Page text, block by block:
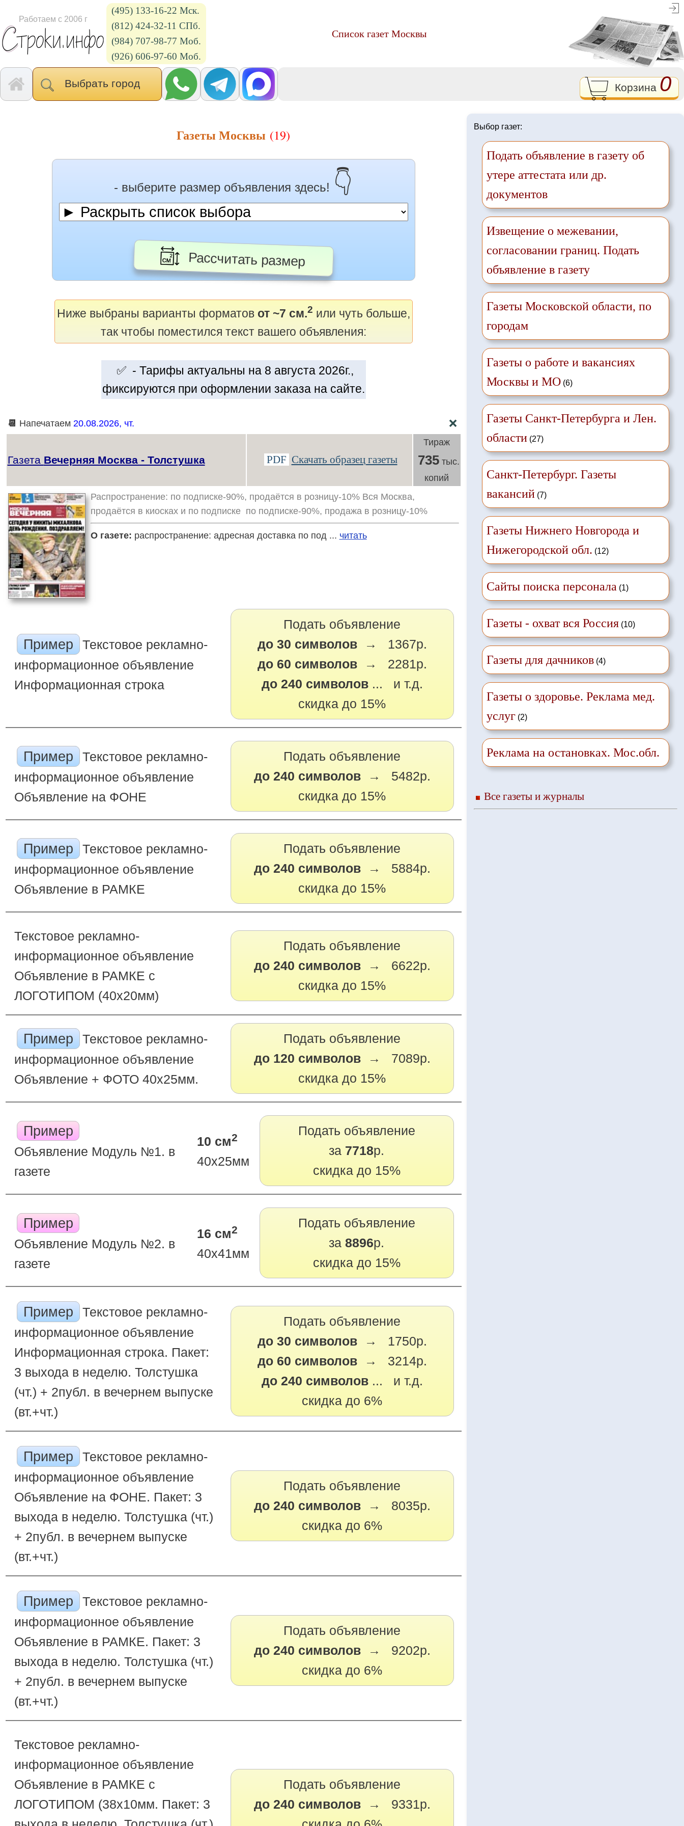
Работаем с 2006 г
(495) 133-16-22 Мск.
(812) 424-32-11 СПб.
(984) 707-98-77 Моб.
(926) 606-97-60 Моб.
Список газет Москвы
Выбрать город Корзина 0
Газеты Москвы (19)
- выберите размер объявления здесь! 👇
Рассчитать размер
Ниже выбраны варианты форматов от ~7 см.2 или чуть больше,
так чтобы поместился текст вашего объявления:
✅ - Тарифы актуальны на 8 августа 2026г.,
фиксируются при оформлении заказа на сайте.
📆 Напечатаем 20.08.2026, чт. ❌
Газета Вечерняя Москва - Толстушка PDF Скачать образец газеты
Тираж
735тыс.
копий
Распространение: по подписке-90%, продаётся в розницу-10% Вся Москва,
продаётся в киосках и по подписке по подписке-90%, продажа в розницу-10%
О газете: распространение: адресная доставка по под ... читать
Пример
Текстовое рекламно-
информационное объявление
Информационная строка
Подать объявление
до 30 символов →
1367р.
до 60 символов →
2281р.
до 240 символов ... и т.д.
скидка до 15%
Пример
Текстовое рекламно-
информационное объявление
Объявление на ФОНЕ
Подать объявление
до 240 символов →
5482р.
скидка до 15%
Пример
Текстовое рекламно-
информационное объявление
Объявление в РАМКЕ
Подать объявление
до 240 символов →
5884р.
скидка до 15%
Текстовое рекламно-
информационное объявление
Объявление в РАМКЕ с
ЛОГОТИПОМ (40х20мм)
Подать объявление
до 240 символов →
6622р.
скидка до 15%
Пример
Текстовое рекламно-
информационное объявление
Объявление + ФОТО 40х25мм.
Подать объявление
до 120 символов →
7089р.
скидка до 15%
Пример
Объявление Модуль №1. в
газете
10 см2
40х25мм
Подать объявление
за 7718р.
скидка до 15%
Пример
Объявление Модуль №2. в
газете
16 см2
40х41мм
Подать объявление
за8896р.
скидка до 15%
Пример
Текстовое рекламно-
информационное объявление
Информационная строка. Пакет:
3 выхода в неделю. Толстушка
(чт.) + 2публ. в вечернем выпуске
(вт.+чт.)
Подать объявление
до 30 символов →
1750р.
до 60 символов →
3214р.
до 240 символов ... и т.д.
скидка до 6%
Пример
Текстовое рекламно-
информационное объявление
Объявление на ФОНЕ. Пакет: 3
выхода в неделю. Толстушка (чт.)
+ 2публ. в вечернем выпуске
(вт.+чт.)
Подать объявление
до 240 символов →
8035р.
скидка до 6%
Пример
Текстовое рекламно-
информационное объявление
Объявление в РАМКЕ. Пакет: 3
выхода в неделю. Толстушка (чт.)
+ 2публ. в вечернем выпуске
(вт.+чт.)
Подать объявление
до 240 символов →
9202р.
скидка до 6%
Текстовое рекламно-
информационное объявление
Объявление в РАМКЕ с
ЛОГОТИПОМ (38х10мм. Пакет: 3
Подать объявление
до 240 символов →
9331р.
Выбор газет:
Подать объявление в газету об
утере аттестата или др.
документов
Извещение о межевании,
согласовании границ. Подать
объявление в газету
Газеты Московской области, по
городам
Газеты о работе и вакансиях
Москвы и МО(6)
Газеты Санкт-Петербурга и Лен.
области(27)
Санкт-Петербург. Газеты
вакансий(7)
Газеты Нижнего Новгорода и
Нижегородской обл. (12)
Сайты поиска персонала(1)
Газеты - охват вся Россия(10)
Газеты для дачников(4)
Газеты о здоровье. Реклама мед.
услуг(2)
Реклама на остановках. Мос.обл.
Все газеты и журналы